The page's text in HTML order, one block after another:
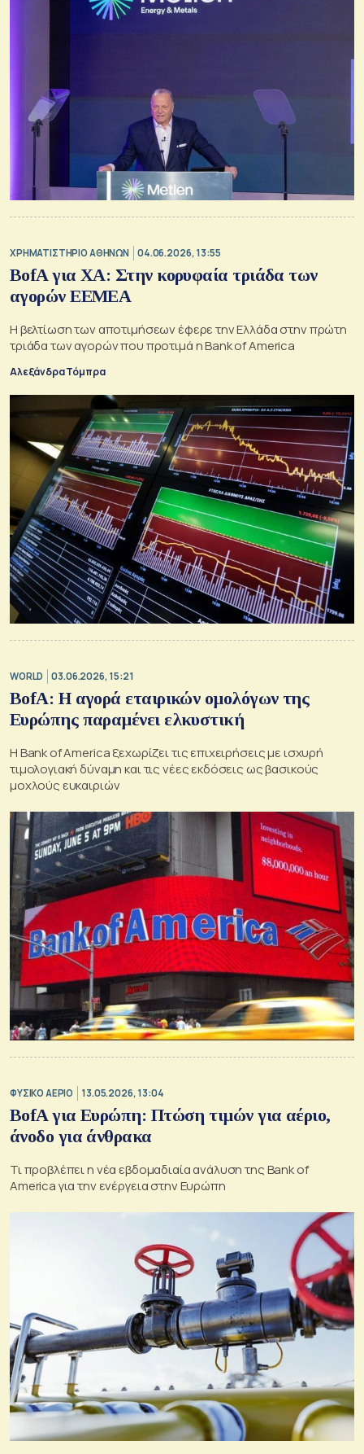
XΡΗΜΑΤΙΣΤΗΡΙΟ ΑΘΗΝΩΝ 04.06.2026, 13:55
BofA για ΧΑ: Στην κορυφαία τριάδα των
αγορών EEMEA
Η βελτίωση των αποτιμήσεων έφερε την Ελλάδα στην πρώτη
τριάδα των αγορών που προτιμά η Bank of America
Αλεξάνδρα Τόμπρα
WORLD 03.06.2026, 15:21
BofA: Η αγορά εταιρικών ομολόγων της
Ευρώπης παραμένει ελκυστική
Η Bank of America ξεχωρίζει τις επιχειρήσεις με ισχυρή
τιμολογιακή δύναμη και τις νέες εκδόσεις ως βασικούς
μοχλούς ευκαιριών
ΦΥΣΙΚΟ ΑΕΡΙΟ 13.05.2026, 13:04
BofA για Ευρώπη: Πτώση τιμών για αέριο,
άνοδο για άνθρακα
Τι προβλέπει η νέα εβδομαδιαία ανάλυση της Bank of
America για την ενέργεια στην Ευρώπη